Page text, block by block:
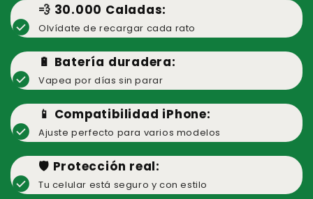
check_circle
💨 30.000 Caladas:
Olvídate de recargar cada rato
check_circle
🔋 Batería duradera:
Vapea por días sin parar
check_circle
📱 Compatibilidad iPhone:
Ajuste perfecto para varios modelos
check_circle
🛡️ Protección real:
Tu celular está seguro y con estilo